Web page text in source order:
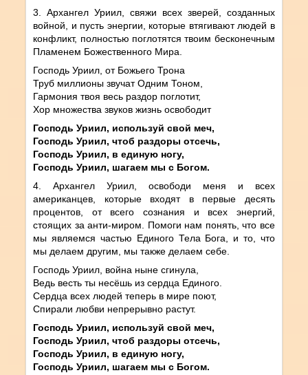
3. Архангел Уриил, свяжи всех зверей, созданных
войной, и пусть энергии, которые втягивают людей в
конфликт, полностью поглотятся твоим бесконечным
Пламенем Божественного Мира.
Господь Уриил, от Божьего Трона
Труб миллионы звучат Одним Тоном,
Гармония твоя весь раздор поглотит,
Хор множества звуков жизнь освободит
Господь Уриил, используй свой меч,
Господь Уриил, чтоб раздоры отсечь,
Господь Уриил, в единую ногу,
Господь Уриил, шагаем мы с Богом.
4. Архангел Уриил, освободи меня и всех
американцев, которые входят в первые десять
процентов, от всего сознания и всех энергий,
стоящих за анти-миром. Помоги нам понять, что все
мы являемся частью Единого Тела Бога, и то, что
мы делаем другим, мы также делаем себе.
Господь Уриил, война ныне сгинула,
Ведь весть ты несёшь из сердца Единого.
Сердца всех людей теперь в мире поют,
Спирали любви непрерывно растут.
Господь Уриил, используй свой меч,
Господь Уриил, чтоб раздоры отсечь,
Господь Уриил, в единую ногу,
Господь Уриил, шагаем мы с Богом.